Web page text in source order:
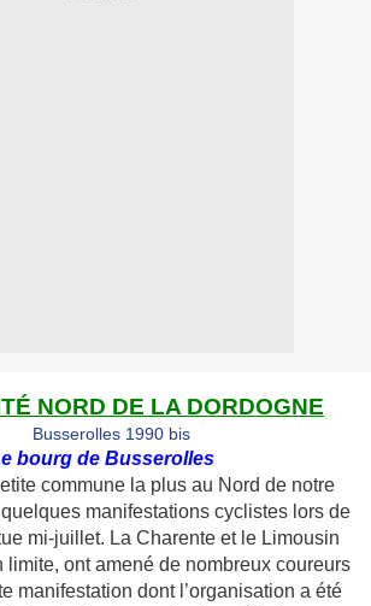
NORD DE LA DORDOGNE
bourg de Busserolles
commune la plus au Nord de notre
manifestations cyclistes lors de
mi-juillet. La Charente et le Limousin
limite, ont amené de nombreux coureurs
manifestation dont l’organisation a été